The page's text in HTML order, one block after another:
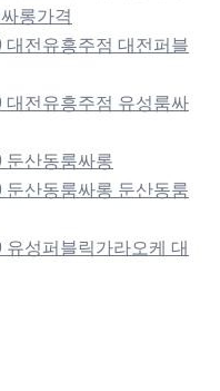
롱가격
전유흥주점 대전퍼블
대전유흥주점 유성룸싸
둔산동룸싸롱
산동룸싸롱 둔산동룸
성퍼블릭가라오케 대